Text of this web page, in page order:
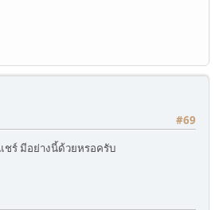
#69
ร์ มีอย่างนี้ด้วยหรอครับ